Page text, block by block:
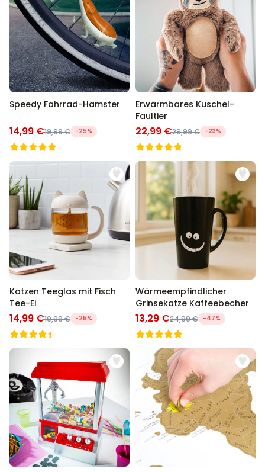
Speedy Fahrrad-Hamster
14,99 €19,99 € -25%
Erwärmbares Kuschel-
Faultier
22,99 €29,99 € -23%
Katzen Teeglas mit Fisch
Tee-Ei
14,99 €19,99 € -25%
Wärmeempfindlicher
Grinsekatze Kaffeebecher
13,29 €24,99 € -47%